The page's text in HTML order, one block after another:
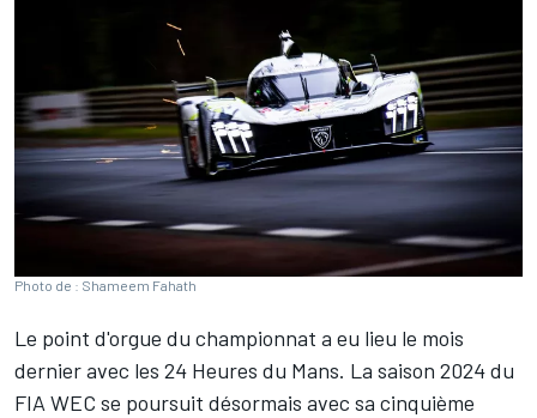
Photo de : Shameem Fahath
Le point d'orgue du championnat a eu lieu le mois
dernier avec les 24 Heures du Mans. La saison 2024 du
FIA WEC se poursuit désormais avec sa cinquième